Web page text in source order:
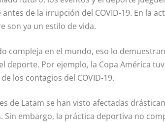
de la irrupción del COVID-19. En la
son ya un estilo de vida.
compleja en el mundo, eso lo
deporte. Por ejemplo, la Copa América
los contagios del COVID-19.
de Latam se han visto afectadas
embargo, la práctica deportiva no